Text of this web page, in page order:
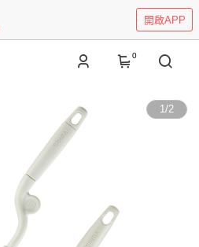
開啟APP
0
1/2